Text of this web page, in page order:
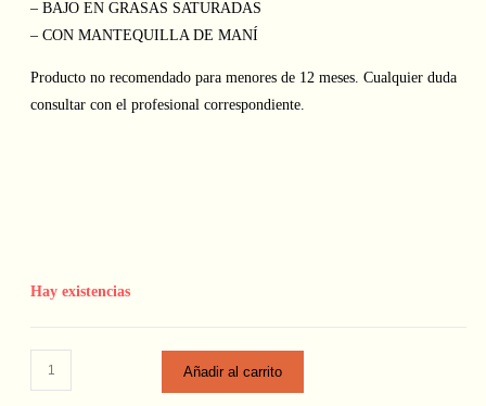
– BAJO EN GRASAS SATURADAS
– CON MANTEQUILLA DE MANÍ
Producto no recomendado para menores de 12 meses. Cualquier duda
consultar con el profesional correspondiente.
Hay existencias
Cookies
Integrales
Añadir al carrito